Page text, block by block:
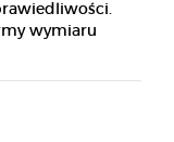
wymiaru